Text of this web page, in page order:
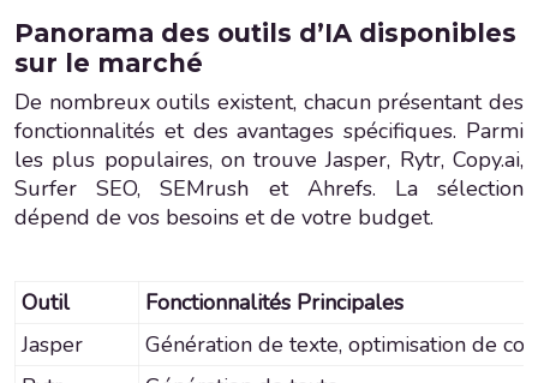
Panorama des outils d’IA disponibles
sur le marché
De nombreux outils existent, chacun présentant des
fonctionnalités et des avantages spécifiques. Parmi
les plus populaires, on trouve Jasper, Rytr, Copy.ai,
Surfer SEO, SEMrush et Ahrefs. La sélection
dépend de vos besoins et de votre budget.
Outil
Fonctionnalités Principales
Jasper
Génération de texte, optimisation de